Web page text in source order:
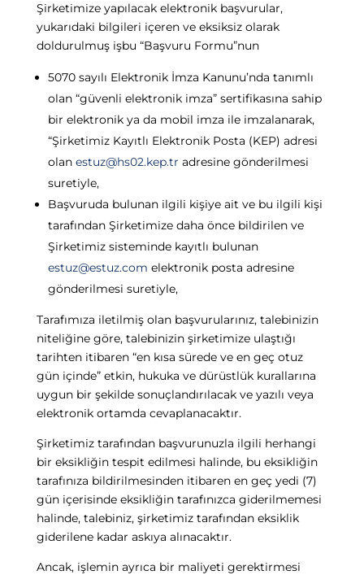
Şirketimize yapılacak elektronik başvurular,
yukarıdaki bilgileri içeren ve eksiksiz olarak
doldurulmuş işbu “Başvuru Formu”nun
5070 sayılı Elektronik İmza Kanunu’nda tanımlı
olan “güvenli elektronik imza” sertifikasına sahip
bir elektronik ya da mobil imza ile imzalanarak,
“Şirketimiz Kayıtlı Elektronik Posta (KEP) adresi
olan estuz@hs02.kep.tr adresine gönderilmesi
suretiyle,
Başvuruda bulunan ilgili kişiye ait ve bu ilgili kişi
tarafından Şirketimize daha önce bildirilen ve
Şirketimiz sisteminde kayıtlı bulunan
estuz@estuz.com elektronik posta adresine
gönderilmesi suretiyle,
Tarafımıza iletilmiş olan başvurularınız, talebinizin
niteliğine göre, talebinizin şirketimize ulaştığı
tarihten itibaren “en kısa sürede ve en geç otuz
gün içinde” etkin, hukuka ve dürüstlük kurallarına
uygun bir şekilde sonuçlandırılacak ve yazılı veya
elektronik ortamda cevaplanacaktır.
Şirketimiz tarafından başvurunuzla ilgili herhangi
bir eksikliğin tespit edilmesi halinde, bu eksikliğin
tarafınıza bildirilmesinden itibaren en geç yedi (7)
gün içerisinde eksikliğin tarafınızca giderilmemesi
halinde, talebiniz, şirketimiz tarafından eksiklik
giderilene kadar askıya alınacaktır.
Ancak, işlemin ayrıca bir maliyeti gerektirmesi